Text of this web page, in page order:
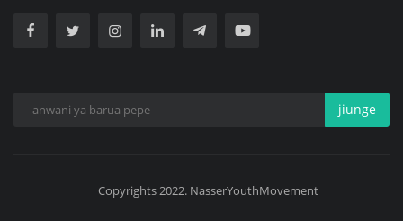
jiunge
Copyrights 2022. NasserYouthMovement